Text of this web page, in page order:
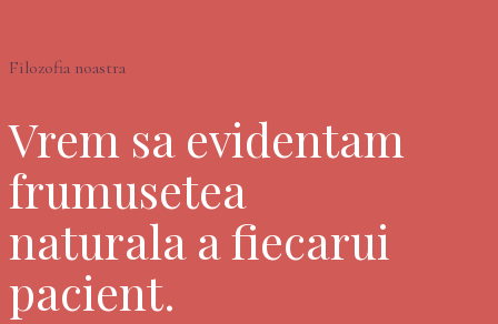
Filozofia noastra
Vrem sa evidentam
frumusetea
naturala a fiecarui
pacient.